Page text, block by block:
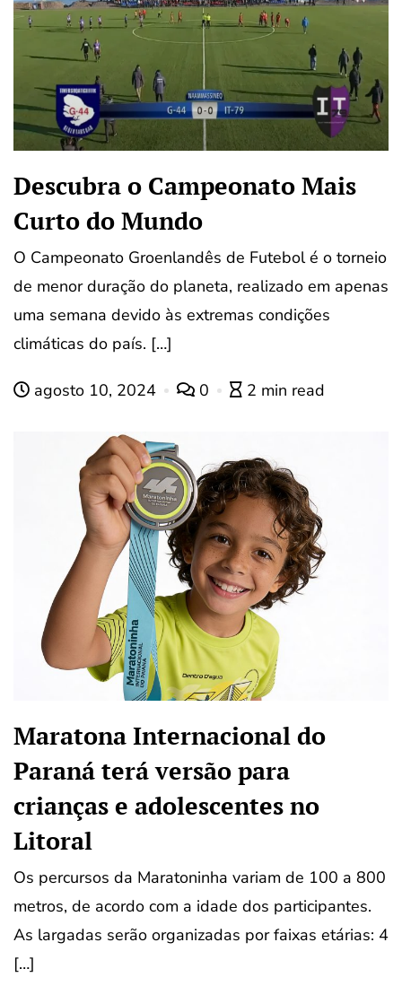
Descubra o Campeonato Mais
Curto do Mundo
O Campeonato Groenlandês de Futebol é o torneio
de menor duração do planeta, realizado em apenas
uma semana devido às extremas condições
climáticas do país. […]
agosto 10, 2024 0 2 min read
Maratona Internacional do
Paraná terá versão para
crianças e adolescentes no
Litoral
Os percursos da Maratoninha variam de 100 a 800
metros, de acordo com a idade dos participantes.
As largadas serão organizadas por faixas etárias: 4
[…]